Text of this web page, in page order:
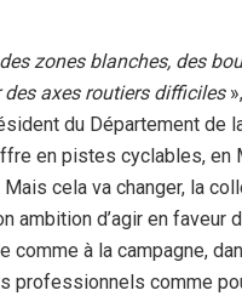
zones blanches, des
des axes routiers difficiles
du Département de
en pistes cyclables, en
cela va changer, la
ambition d’agir en faveur
comme à la campagne,
professionnels comme